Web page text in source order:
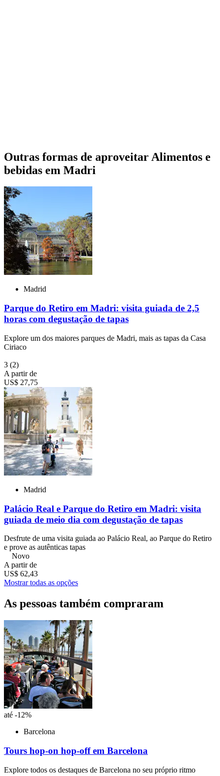
Outras formas de aproveitar Alimentos e
bebidas em Madri
Madrid
Parque do Retiro em Madri: visita guiada de 2,5
horas com degustação de tapas
Explore um dos maiores parques de Madri, mais as tapas da Casa
Ciriaco
3 (2)
A partir de
US$ 27,75
Madrid
Palácio Real e Parque do Retiro em Madri: visita
guiada de meio dia com degustação de tapas
Desfrute de uma visita guiada ao Palácio Real, ao Parque do Retiro
e prove as autênticas tapas
Novo
A partir de
US$ 62,43
Mostrar todas as opções
As pessoas também compraram
até -12%
Barcelona
Tours hop-on hop-off em Barcelona
Explore todos os destaques de Barcelona no seu próprio ritmo